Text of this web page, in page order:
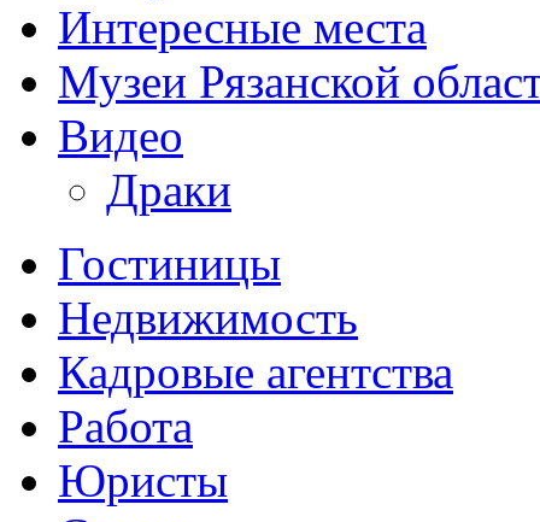
Интересные места
Музеи Рязанской
Видео
Драки
Гостиницы
Недвижимость
Кадровые агентства
Работа
Юристы